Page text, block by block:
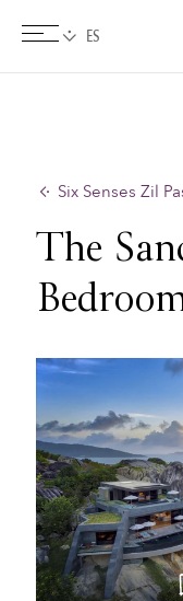
Six Senses Zil
The